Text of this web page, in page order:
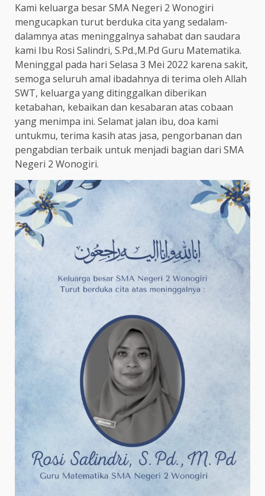
Kami keluarga besar SMA Negeri 2 Wonogiri
mengucapkan turut berduka cita yang sedalam-
dalamnya atas meninggalnya sahabat dan saudara
kami Ibu Rosi Salindri, S.Pd.,M.Pd Guru Matematika.
Meninggal pada hari Selasa 3 Mei 2022 karena sakit,
semoga seluruh amal ibadahnya di terima oleh Allah
SWT, keluarga yang ditinggalkan diberikan
ketabahan, kebaikan dan kesabaran atas cobaan
yang menimpa ini. Selamat jalan ibu, doa kami
untukmu, terima kasih atas jasa, pengorbanan dan
pengabdian terbaik untuk menjadi bagian dari SMA
Negeri 2 Wonogiri.